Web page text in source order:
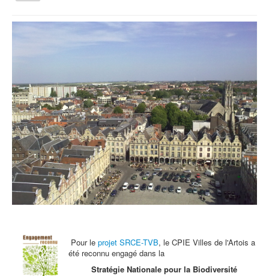
la
Vous êtes ici :
Accueil
Nous fêtions la science à Cité Nature
Activités tout public
Animations et éducation
Accompagnement du territoire et ingénierie
Espace Info Energie
Guide Nature Patrimoine Volontaire (GNPV)
Centre de Ressources du Territoire (CRT)
Contact
Pour le projet SRCE-TVB, le CPIE Villes de l'Artois a
été reconnu engagé dans la
Stratégie Nationale pour la Biodiversité